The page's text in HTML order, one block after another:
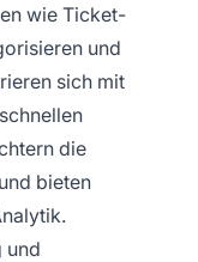
wie Ticket-
und
sich mit
die
bieten
und